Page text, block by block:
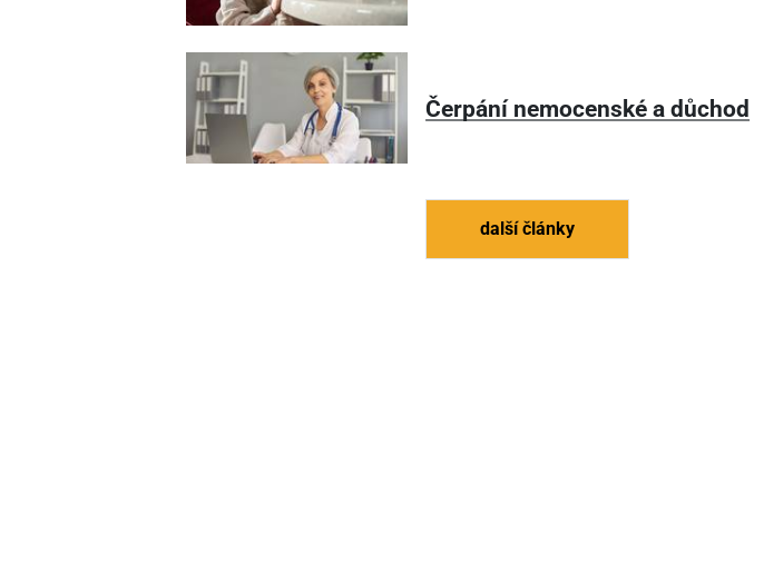
Čerpání nemocenské a důchod
další články